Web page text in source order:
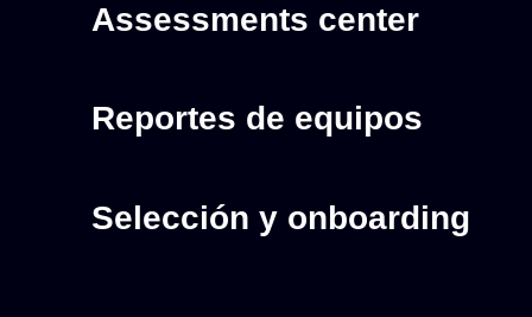
Assessments center
Reportes de equipos
Selección y onboarding